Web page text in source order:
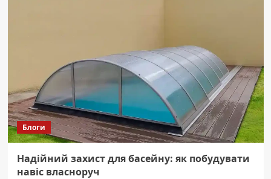
чернівецькою
Ратушею
відновлюють
двосторонній
рух:
Блоги
Надійний захист для басейну: як побудувати
навіс власноруч